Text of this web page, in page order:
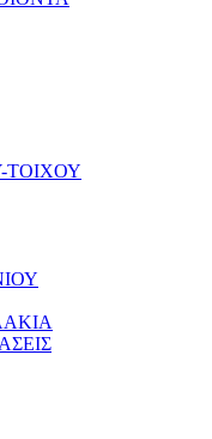
ΤΟΙΧΟΥ